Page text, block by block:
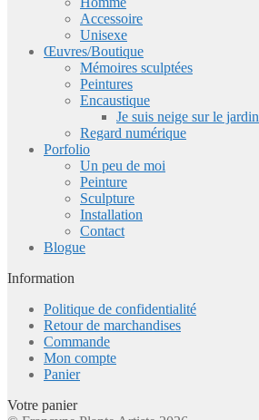
Accessoire
Unisexe
Œuvres/Boutique
Mémoires sculptées
Peintures
Encaustique
Je suis neige sur le jardin
Regard numérique
Porfolio
Un peu de moi
Peinture
Sculpture
Installation
Contact
Blogue
Information
Politique de confidentialité
Retour de marchandises
Commande
Mon compte
Panier
Votre panier